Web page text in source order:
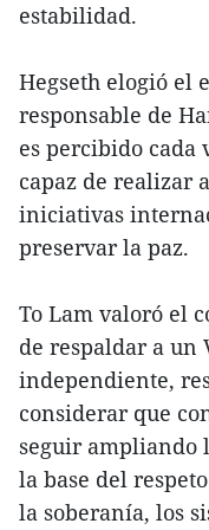
estabilidad.
Hegseth elogió el
responsable de
es percibido cada
capaz de realizar
iniciativas
preservar la paz.
To Lam valoró el
de respaldar a un
independiente,
considerar que
seguir ampliando
la base del
la soberanía, los